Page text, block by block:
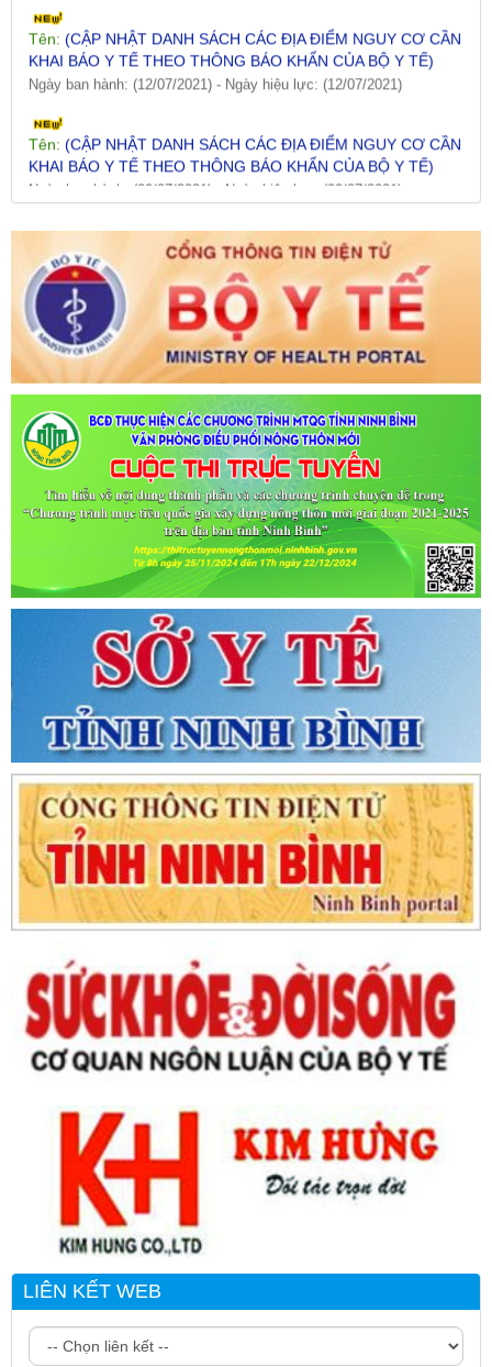
KHAI BÁO Y TẾ THEO THÔNG BÁO KHẨN CỦA BỘ Y TẾ)
Ngày ban hành: (12/07/2021) -Ngày hiệu lực: (12/07/2021)
Tên: (CẬP NHẬT DANH SÁCH CÁC ĐỊA ĐIỂM NGUY CƠ CẦN
KHAI BÁO Y TẾ THEO THÔNG BÁO KHẨN CỦA BỘ Y TẾ)
Ngày ban hành: (09/07/2021) -Ngày hiệu lực: (09/07/2021)
Tên:(CẬP NHẬT DANH SÁCH CÁC ĐỊA ĐIỂM NGUY CƠ CẦN
Ngày ban hành: (06/07/2021) -Ngày hiệu lực: (06/07/2021)
Tên:(CẬP NHẬT DANH SÁCH CÁC ĐỊA ĐIỂM NGUY CƠ CẦN
KHAI BÁO Y TẾ THEO THÔNG BÁO KHẨN CỦA BỘ Y TẾ)
Ngày ban hành: (02/07/2021) -Ngày hiệu lực: (02/07/2021)
LIÊN KẾT WEB